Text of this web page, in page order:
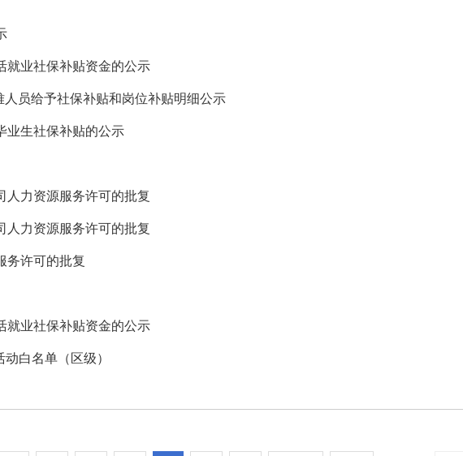
就业社保补贴资金的公示
员给予社保补贴和岗位补贴明细公示
业生社保补贴的公示
人力资源服务许可的批复
人力资源服务许可的批复
务许可的批复
就业社保补贴资金的公示
白名单（区级）